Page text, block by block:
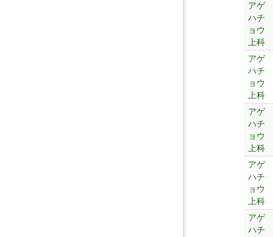
アゲ
ハチ
ョウ
上科
アゲ
ハチ
ョウ
上科
アゲ
ハチ
ョウ
上科
アゲ
ハチ
ョウ
上科
アゲ
ハチ